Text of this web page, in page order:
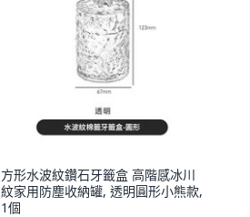
方形水波紋鑽石牙籤盒 高階感冰川
紋家用防塵收納罐, 透明圓形小熊款,
1個